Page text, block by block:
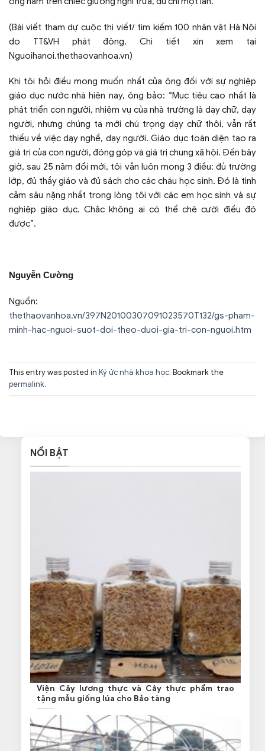
(Bài viết tham dự cuộc thi viết/ tìm kiếm 100 nhân vật Hà Nội
do TT&VH phát động. Chi tiết xin xem tại
Nguoihanoi.thethaovanhoa.vn)
Khi tôi hỏi điều mong muốn nhất của ông đối với sự nghiệp
giáo dục nước nhà hiện nay, ông bảo: “Mục tiêu cao nhất là
phát triển con người, nhiệm vụ của nhà trường là dạy chữ, dạy
người, nhưng chúng ta mới chú trọng dạy chữ thôi, vẫn rất
thiếu về việc dạy nghề, dạy người. Giáo dục toàn diện tạo ra
giá trị của con người, đóng góp và giá trị chung xã hội. Đến bây
giờ, sau 25 năm đổi mới, tôi vẫn luôn mong 3 điều: đủ trường
lớp, đủ thầy giáo và đủ sách cho các cháu học sinh. Đó là tình
cảm sâu nặng nhất trong lòng tôi với các em học sinh và sự
nghiệp giáo dục. Chắc không ai có thể chê cười điều đó
được”.
Nguyễn Cường
Nguồn:
thethaovanhoa.vn/397N20100307091023570T132/gs-pham-
minh-hac-nguoi-suot-doi-theo-duoi-gia-tri-con-nguoi.htm
This entry was posted in Ký ức nhà khoa học. Bookmark the
permalink.
NỔI BẬT
Viện Cây lương thực và Cây thực phẩm trao
tặng mẫu giống lúa cho Bảo tàng